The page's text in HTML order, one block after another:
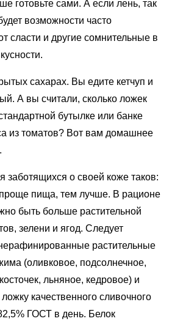
готовьте сами. А если лень, так
возможности часто
сласти и другие сомнительные в
сахарах. Вы едите кетчуп и
А вы считали, сколько ложек
бутылке или банке
из томатов? Вот вам домашнее
заботящихся о своей коже таков:
пища, тем лучше. В рационе
быть больше растительной
зелени и ягод. Следует
растительные
(оливковое, подсолнечное,
льняное, кедровое) и
качественного сливочного
ГОСТ в день. Белок